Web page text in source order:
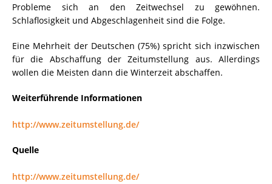
Probleme sich an den Zeitwechsel zu gewöhnen.
Schlaflosigkeit und Abgeschlagenheit sind die Folge.
Eine Mehrheit der Deutschen (75%) spricht sich inzwischen
für die Abschaffung der Zeitumstellung aus. Allerdings
wollen die Meisten dann die Winterzeit abschaffen.
Weiterführende Informationen
http://www.zeitumstellung.de/
Quelle
http://www.zeitumstellung.de/